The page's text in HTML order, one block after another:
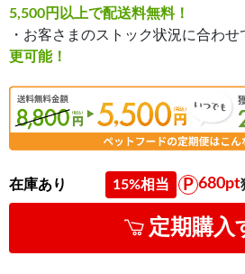
5,500円以上で配送料無料！
・お客さまのストック状況に合わせ
更可能！
15%相当 680pt
在庫あり
定期購入